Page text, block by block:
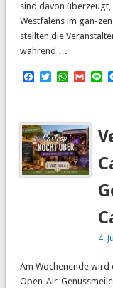
sind davon
Westfalens im gan-
stellten die
während …
Facebook
Twitter
4.
Am Wochenende
Open-Air-